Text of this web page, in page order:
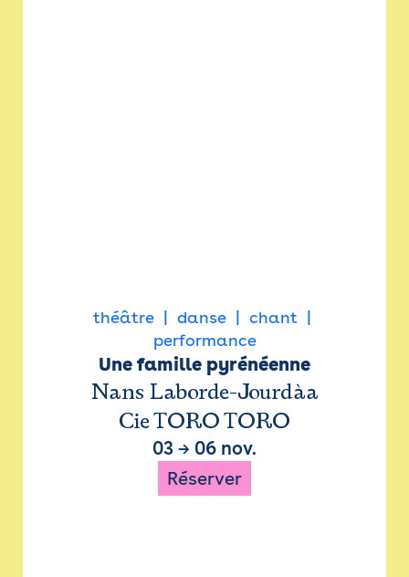
théâtre danse
chant
performance
Une famille pyrénéenne
Nans Laborde-Jourdàa
Cie TORO TORO
03 → 06 nov.
Réserver